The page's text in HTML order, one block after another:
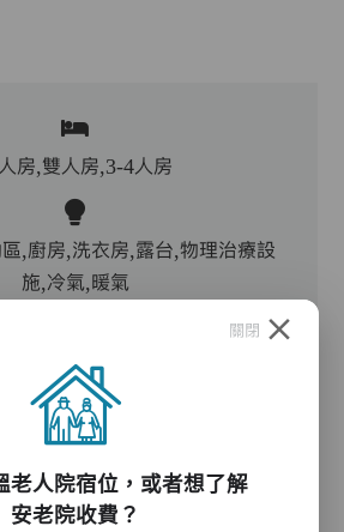
房,雙人房,3-4人房
,廚房,洗衣房,露台,物理治療設
施,冷氣,暖氣
降機,防滑扶手,助行器/拐杖,輪
椅
關閉
老人院宿位，或者想了解
安老院收費？